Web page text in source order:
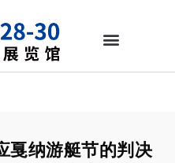
戛纳游艇节的判决